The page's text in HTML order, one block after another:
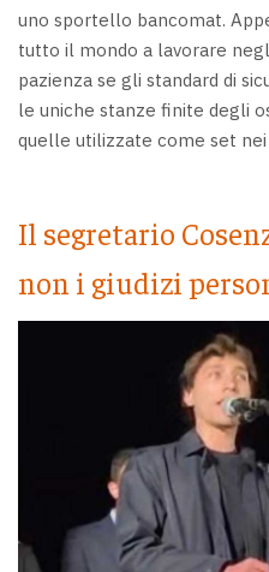
uno sportello bancomat.
tutto il mondo a lavorare
pazienza se gli standard di
le uniche stanze finite degli
quelle utilizzate come set nei
Il segretario
non i giudizi